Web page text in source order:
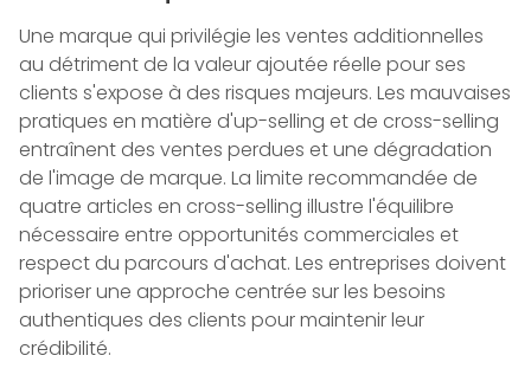
Une marque qui privilégie les ventes additionnelles
au détriment de la valeur ajoutée réelle pour ses
clients s'expose à des risques majeurs. Les mauvaises
pratiques en matière d'up-selling et de cross-selling
entraînent des ventes perdues et une dégradation
de l'image de marque. La limite recommandée de
quatre articles en cross-selling illustre l'équilibre
nécessaire entre opportunités commerciales et
respect du parcours d'achat. Les entreprises doivent
prioriser une approche centrée sur les besoins
authentiques des clients pour maintenir leur
crédibilité.